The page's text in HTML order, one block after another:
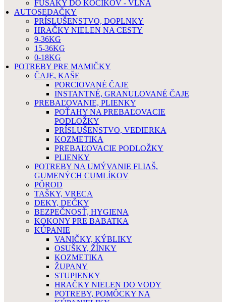
FUSAKY DO KOČÍKOV - VLNA
AUTOSEDAČKY
PRÍSLUŠENSTVO, DOPLNKY
HRAČKY NIELEN NA CESTY
9-36KG
15-36KG
0-18KG
POTREBY PRE MAMIČKY
ČAJE, KAŠE
PORCIOVANÉ ČAJE
INSTANTNÉ, GRANULOVANÉ ČAJE
PREBAĽOVANIE, PLIENKY
POŤAHY NA PREBAĽOVACIE
PODLOŽKY
PRÍSLUŠENSTVO, VEDIERKA
KOZMETIKA
PREBAĽOVACIE PODLOŽKY
PLIENKY
POTREBY NA UMÝVANIE FLIAŠ,
GUMENÝCH CUMLÍKOV
PÔROD
TAŠKY, VRECA
DEKY, DEČKY
BEZPEČNOSŤ, HYGIENA
KOKONY PRE BABATKA
KÚPANIE
VANIČKY, KÝBLIKY
OSUŠKY, ŽÍNKY
KOZMETIKA
ŽUPANY
STUPIENKY
HRAČKY NIELEN DO VODY
POTREBY, POMÔCKY NA